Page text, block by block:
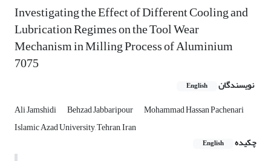
Investigating the Effect of Different Cooling and
Lubrication Regimes on the Tool Wear
Mechanism in Milling Process of Aluminium
7075
نویسندگان English
Ali Jamshidi Behzad Jabbaripour
Mohammad Hassan Pachenari
Islamic Azad University, Tehran, Iran
چکیده
English